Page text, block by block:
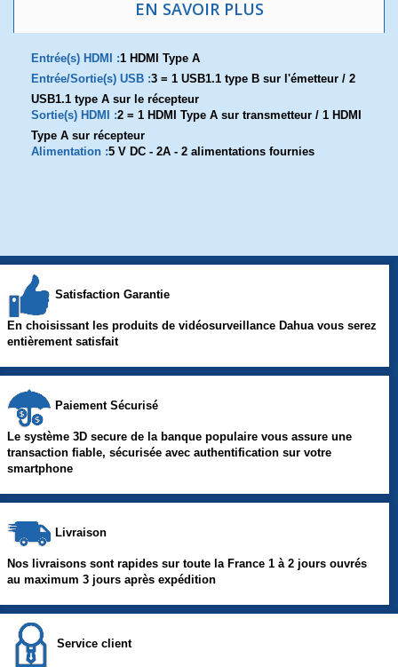
EN SAVOIR PLUS
Entrée(s) HDMI :1 HDMI Type A
Entrée/Sortie(s) USB :3 = 1 USB1.1 type B sur l'émetteur / 2
USB1.1 type A sur le récepteur
Sortie(s) HDMI :2 = 1 HDMI Type A sur transmetteur / 1 HDMI
Type A sur récepteur
Alimentation :5 V DC - 2A - 2 alimentations fournies
Satisfaction Garantie
En choisissant les produits de vidéosurveillance Dahua vous serez
entièrement satisfait
Paiement Sécurisé
Le système 3D secure de la banque populaire vous assure une
transaction fiable, sécurisée avec authentification sur votre
smartphone
Livraison
Nos livraisons sont rapides sur toute la France 1 à 2 jours ouvrés
au maximum 3 jours après expédition
Service client